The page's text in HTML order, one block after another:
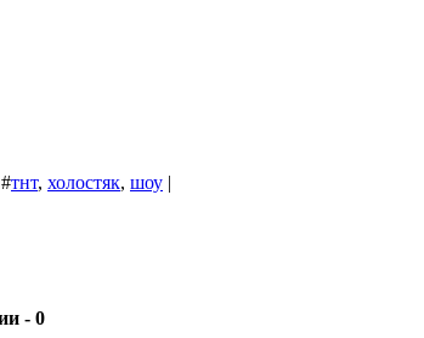
#тнт, холостяк, шоу |
- 0